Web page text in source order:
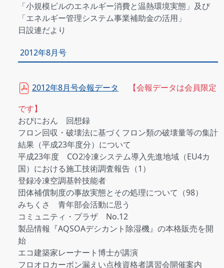
「小規模ビルのエネルギー消費と温熱環境実態」及び
「エネルギー管理システム事業補助金の活用」
日設連だより
2012年8月号
2012年8月号会報データ
【会報データは会員限定
です】
おぴにおん 回想録
フロン回収・破壊法に基づくフロン類の破壊量等の集計
結果（平成23年度分）について
平成23年度 CO2冷凍システム導入先進地域（EU4カ
国）における施工技術調査報告（1）
登録冷凍空調基幹技能者
団体補償制度の事故実態とその処理について（98）
みちくさ 青年部会活動に思う
コミュニティ・プラザ No.12
製品情報『AQSOAデシカント除湿機』の本格販売を開
始
エコ建築家レーナート博士が講演
フロオロカーボン漏えい点検資格者講習会開催案内